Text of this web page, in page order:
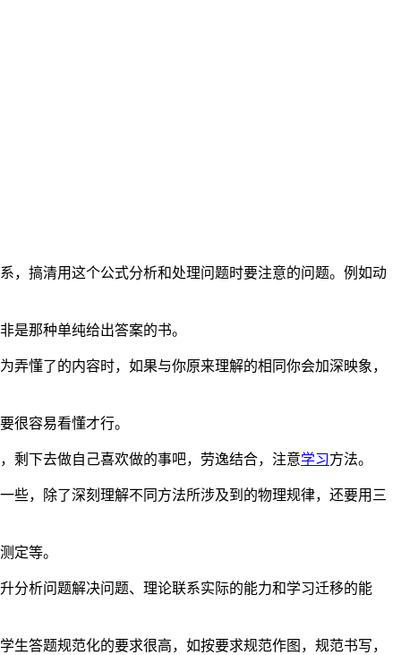
，搞清用这个公式分析和处理问题时要注意的问题。例如动
是那种单纯给出答案的书。
懂了的内容时，如果与你原来理解的相同你会加深映象，
很容易看懂才行。
剩下去做自己喜欢做的事吧，劳逸结合，注意学习方法。
些，除了深刻理解不同方法所涉及到的物理规律，还要用三
定等。
分析问题解决问题、理论联系实际的能力和学习迁移的能
生答题规范化的要求很高，如按要求规范作图，规范书写，